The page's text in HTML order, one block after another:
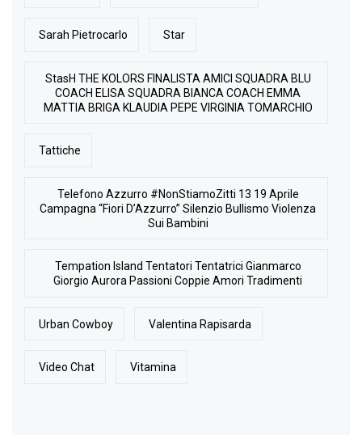
Sarah Pietrocarlo Star
StasH THE KOLORS FINALISTA AMICI SQUADRA BLU
COACH ELISA SQUADRA BIANCA COACH EMMA
MATTIA BRIGA KLAUDIA PEPE VIRGINIA TOMARCHIO
Tattiche
Telefono Azzurro #NonStiamoZitti 13 19 Aprile
Campagna “Fiori D’Azzurro” Silenzio Bullismo Violenza
Sui Bambini
Tempation Island Tentatori Tentatrici Gianmarco
Giorgio Aurora Passioni Coppie Amori Tradimenti
Urban Cowboy Valentina Rapisarda
Video Chat Vitamina